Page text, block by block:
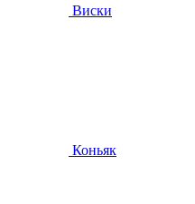
Виски
Коньяк